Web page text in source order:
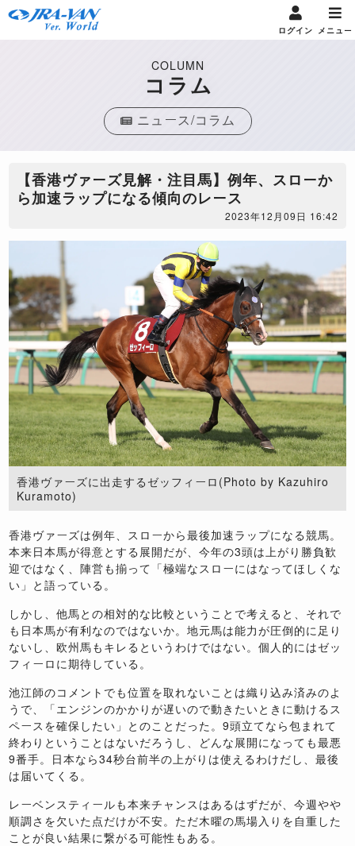
ログイン メニュー
COLUMN
コラム
ニュース/コラム
【香港ヴァーズ見解・注目馬】例年、スローか
ら加速ラップになる傾向のレース
2023年12月09日 16:42
香港ヴァーズに出走するゼッフィーロ(Photo by Kazuhiro
Kuramoto)
香港ヴァーズは例年、スローから最後加速ラップになる競馬。
本来日本馬が得意とする展開だが、今年の3頭は上がり勝負歓
迎ではなく、陣営も揃って「極端なスローにはなってほしくな
い」と語っている。
しかし、他馬との相対的な比較ということで考えると、それで
も日本馬が有利なのではないか。地元馬は能力が圧倒的に足り
ないし、欧州馬もキレるというわけではない。個人的にはゼッ
フィーロに期待している。
池江師のコメントでも位置を取れないことは織り込み済みのよ
うで、「エンジンのかかりが遅いので動きたいときに動けるス
ペースを確保したい」とのことだった。9頭立てなら包まれて
終わりということはないだろうし、どんな展開になっても最悪
9番手。日本なら34秒台前半の上がりは使えるわけだし、最後
は届いてくる。
レーベンスティールも本来チャンスはあるはずだが、今週やや
順調さを欠いた点だけが不安。ただ木曜の馬場入りを自重した
ことが良い結果に繋がる可能性もある。